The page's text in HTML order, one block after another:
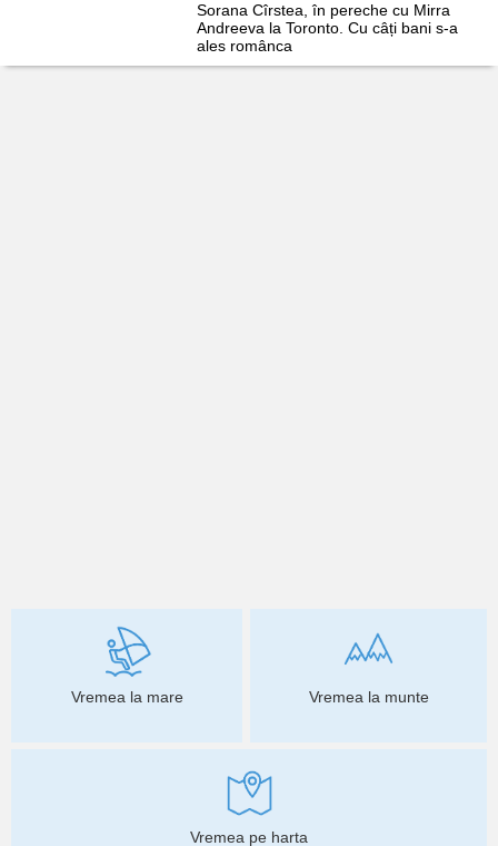
Sorana Cîrstea, în pereche cu Mirra
Andreeva la Toronto. Cu câți bani s-a
ales românca
Vremea la mare Vremea la munte
Vremea pe harta